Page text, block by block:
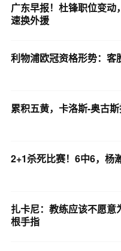
广东早报！杜锋职位变
速换外援
利物浦欧冠资格形势：客
累积五黄，卡洛斯-奥古
2+1杀死比赛！6中6，杨
扎卡尼：教练应该不愿
根手指